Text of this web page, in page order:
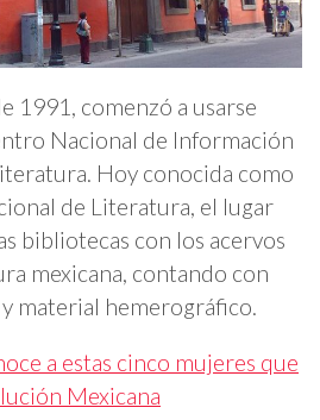
1991, comenzó a usarse
Nacional de Información
Hoy conocida como
de Literatura, el lugar
bibliotecas con los acervos
mexicana, contando con
material hemerográfico.
a estas cinco mujeres que
Mexicana